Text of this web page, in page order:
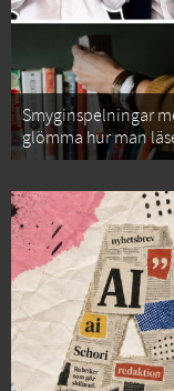
Smyginspelningar
glömma hur man